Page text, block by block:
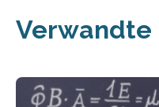
Verwandte